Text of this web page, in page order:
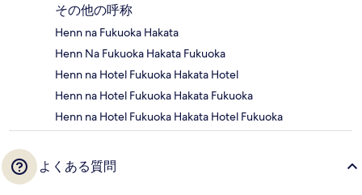
その他の呼称
Henn na Fukuoka Hakata
Henn Na Fukuoka Hakata Fukuoka
Henn na Hotel Fukuoka Hakata Hotel
Henn na Hotel Fukuoka Hakata Fukuoka
Henn na Hotel Fukuoka Hakata Hotel Fukuoka
よくある質問